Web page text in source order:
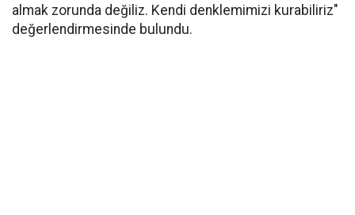
almak zorunda değiliz. Kendi denklemimizi kurabiliriz"
değerlendirmesinde bulundu.